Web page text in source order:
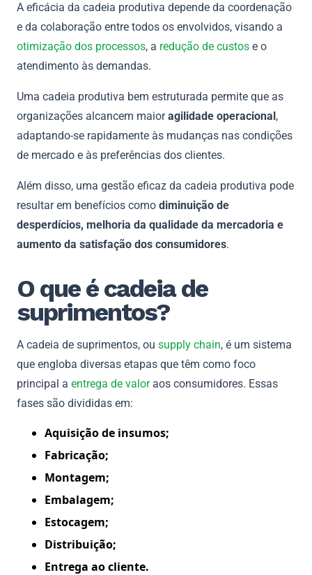
A eficácia da cadeia produtiva depende da coordenação
e da colaboração entre todos os envolvidos, visando a
otimização dos processos, a redução de custos e o
atendimento às demandas.
Uma cadeia produtiva bem estruturada permite que as
organizações alcancem maioragilidade operacional,
adaptando-se rapidamente às mudanças nas condições
de mercado e às preferências dos clientes.
Além disso, uma gestão eficaz da cadeia produtiva pode
resultar em benefícios como diminuição de
desperdícios, melhoria da qualidade da mercadoria e
aumento da satisfação dos consumidores.
O que é cadeia de
suprimentos?
A cadeia de suprimentos, ou supply chain, é um sistema
que engloba diversas etapas que têm como foco
principal a entrega de valoraos consumidores. Essas
fases são divididas em:
Aquisição de insumos;
Fabricação;
Montagem;
Embalagem;
Estocagem;
Distribuição;
Entrega ao cliente.